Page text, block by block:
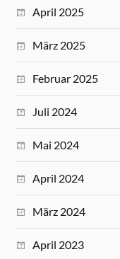
April 2025
März 2025
Februar 2025
Juli 2024
Mai 2024
April 2024
März 2024
April 2023